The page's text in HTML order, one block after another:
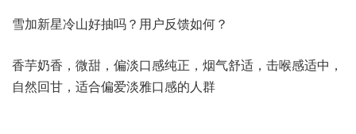
雪加新星冷山好抽吗？用户反馈如何？
香芋奶香，微甜，偏淡口感纯正，烟气舒适，击喉感适中，
自然回甘，适合偏爱淡雅口感的人群